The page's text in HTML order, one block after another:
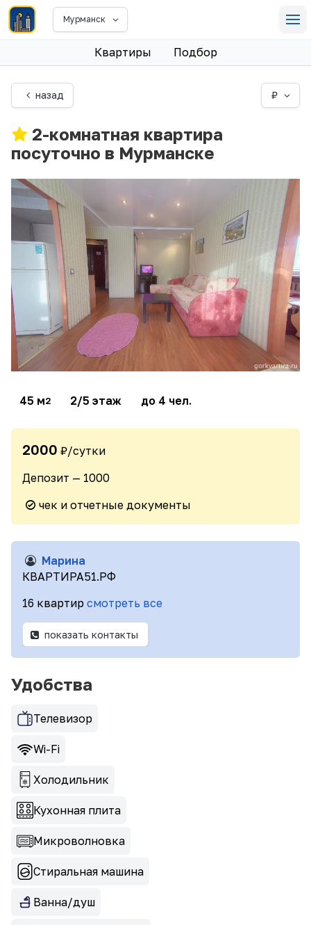
Мурманск
Квартиры Подбор
назад ₽
2-комнатная квартира
посуточно в Мурманске
45 м2 2/5 этаж до 4 чел.
2000 ₽/сутки
Депозит — 1000
чек и отчетные документы
Марина
КВАРТИРА51.РФ
16 квартир смотреть все
показать контакты
Удобства
Телевизор
Wi-Fi
Холодильник
Кухонная плита
Микроволновка
Стиральная машина
Ванна/душ